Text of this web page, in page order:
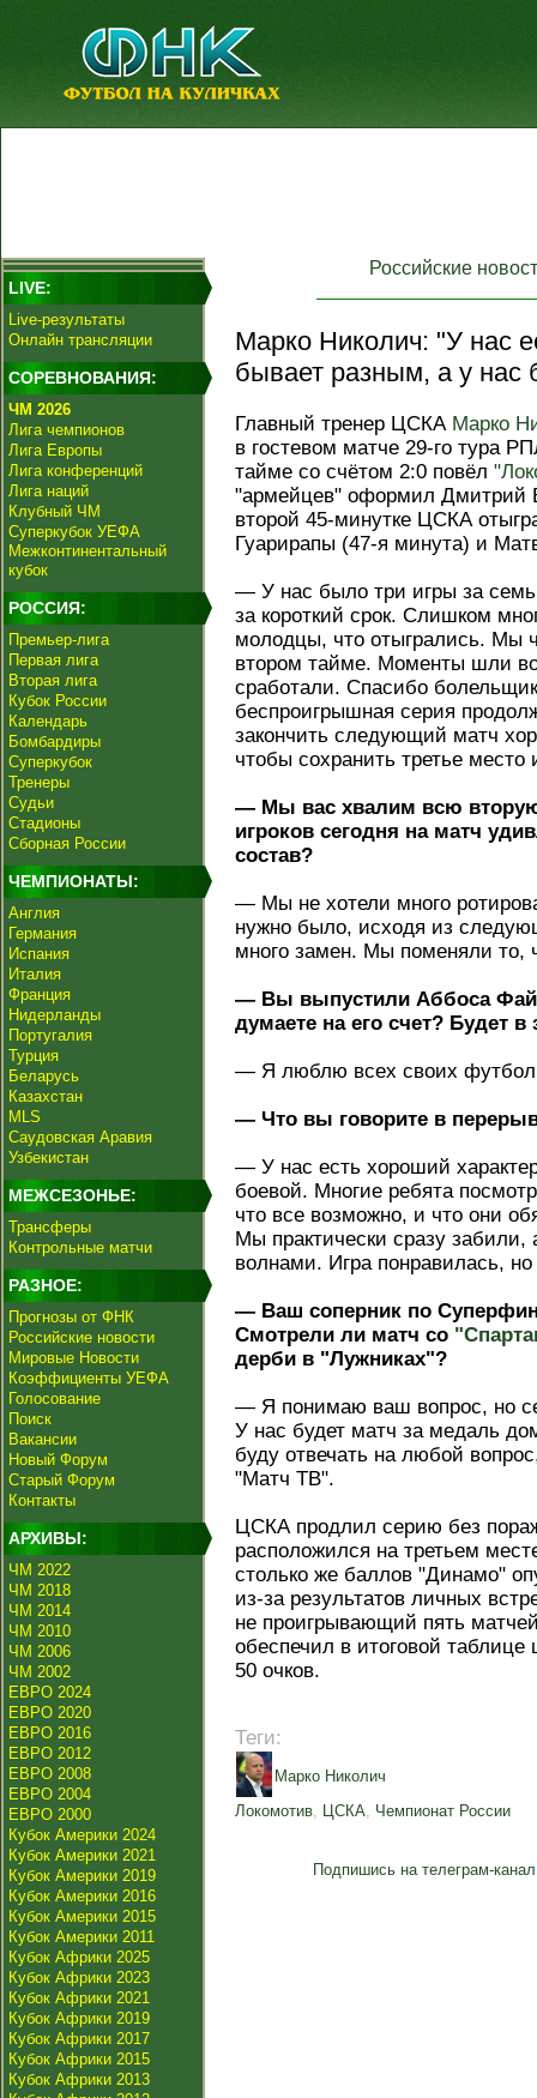
LIVE:
Live-результаты
Онлайн трансляции
СОРЕВНОВАНИЯ:
ЧМ 2026
Лига чемпионов
Лига Европы
Лига конференций
Лига наций
Клубный ЧМ
Суперкубок УЕФА
Межконтинентальный
кубок
РОССИЯ:
Премьер-лига
Первая лига
Вторая лига
Кубок России
Календарь
Бомбардиры
Суперкубок
Тренеры
Судьи
Стадионы
Сборная России
ЧЕМПИОНАТЫ:
Англия
Германия
Испания
Италия
Франция
Нидерланды
Португалия
Турция
Беларусь
Казахстан
MLS
Саудовская Аравия
Узбекистан
МЕЖСЕЗОНЬЕ:
Трансферы
Контрольные матчи
РАЗНОЕ:
Прогнозы от ФНК
Российские новости
Мировые Новости
Коэффициенты УЕФА
Голосование
Поиск
Вакансии
Новый Форум
Старый Форум
Контакты
АРХИВЫ:
ЧМ 2022
ЧМ 2018
ЧМ 2014
ЧМ 2010
ЧМ 2006
ЧМ 2002
ЕВРО 2024
ЕВРО 2020
ЕВРО 2016
ЕВРО 2012
ЕВРО 2008
ЕВРО 2004
ЕВРО 2000
Кубок Америки 2024
Кубок Америки 2021
Кубок Америки 2019
Кубок Америки 2016
Кубок Америки 2015
Кубок Америки 2011
Кубок Африки 2025
Кубок Африки 2023
Кубок Африки 2021
Кубок Африки 2019
Кубок Африки 2017
Кубок Африки 2015
Кубок Африки 2013
Российские
Марко Николич: "У нас
бывает разным, а у нас
Главный тренер ЦСКА Марко
в гостевом матче 29-го тура
тайме со счётом 2:0 повёл
"армейцев" оформил Дмитрий
второй 45-минутке ЦСКА
Гуарирапы (47-я минута) и
— У нас было три игры за семь
за короткий срок. Слишком
молодцы, что отыгрались. Мы
втором тайме. Моменты шли
сработали. Спасибо
беспроигрышная серия
закончить следующий матч
чтобы сохранить третье
— Мы вас хвалим всю
игроков сегодня на матч
состав?
— Мы не хотели много
нужно было, исходя из
много замен. Мы поменяли то,
— Вы выпустили Аббоса
думаете на его счет? Будет в
— Я люблю всех своих
— Что вы говорите в
— У нас есть хороший
боевой. Многие ребята
что все возможно, и что они
Мы практически сразу
волнами. Игра понравилась,
— Ваш соперник по
Смотрели ли матч со
дерби в "Лужниках"?
— Я понимаю ваш вопрос, но
У нас будет матч за медаль
буду отвечать на любой
"Матч ТВ".
ЦСКА продлил серию без
расположился на третьем
столько же баллов "Динамо"
из-за результатов личных
не проигрывающий пять
обеспечил в итоговой
50 очков.
Теги:
Марко Николич
Локомотив, ЦСКА, Чемпионат России
Подпишись на телеграм-